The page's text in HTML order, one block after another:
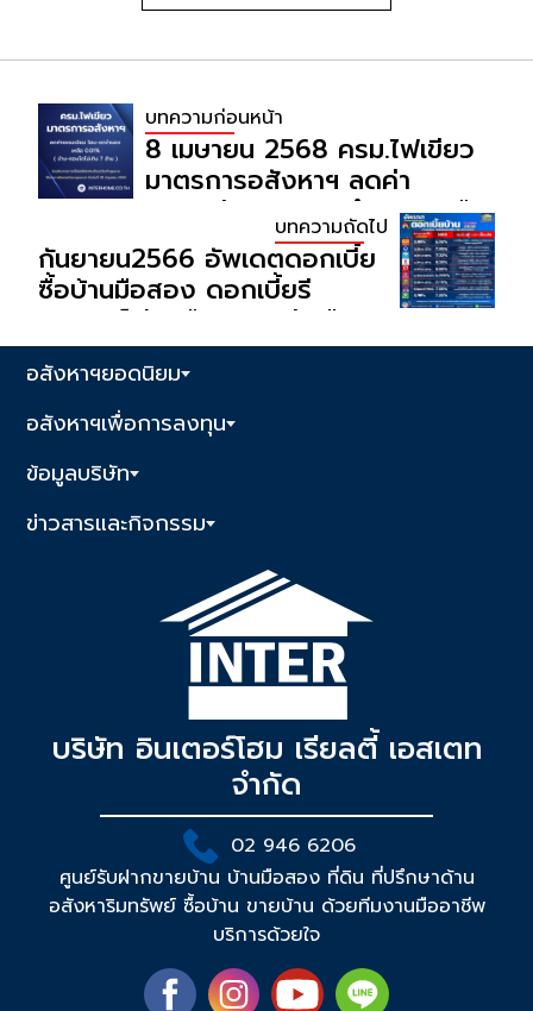
บทความก่อนหน้า
8 เมษายน 2568 ครม.ไฟเขียว
มาตรการอสังหาฯ ลดค่า
ธรรมเนียมโอน-จดจำนอง เหลือ
0.01% บ้าน-คอนโดไม่เกิน 7
ล้าน
บทความถัดไป
กันยายน2566 อัพเดตดอกเบี้ย
ซื้อบ้านมือสอง ดอกเบี้ยรี
ไฟแนนซ์ บ้านมือสอง ไม่เหมือน
กับมือหนึ่ง เช็กให้ดี ธนาคารไหน
ให้ดอกเบี้ยถูก เงื่อนไขเป็น
อย่างไร?
อสังหาฯยอดนิยม
อสังหาฯเพื่อการลงทุน
ข้อมูลบริษัท
ข่าวสารและกิจกรรม
บริษัท อินเตอร์โฮม เรียลตี้ เอสเตท
จำกัด
02 946 6206
ศูนย์รับฝากขายบ้าน บ้านมือสอง ที่ดิน ที่ปรึกษาด้าน
อสังหาริมทรัพย์ ซื้อบ้าน ขายบ้าน ด้วยทีมงานมืออาชีพ
บริการด้วยใจ